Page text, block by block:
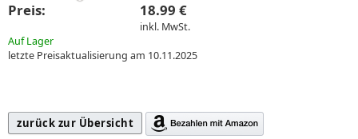
Preis: 18.99 €
inkl. MwSt.
Auf Lager
letzte Preisaktualisierung am 10.11.2025
zurück zur Übersicht